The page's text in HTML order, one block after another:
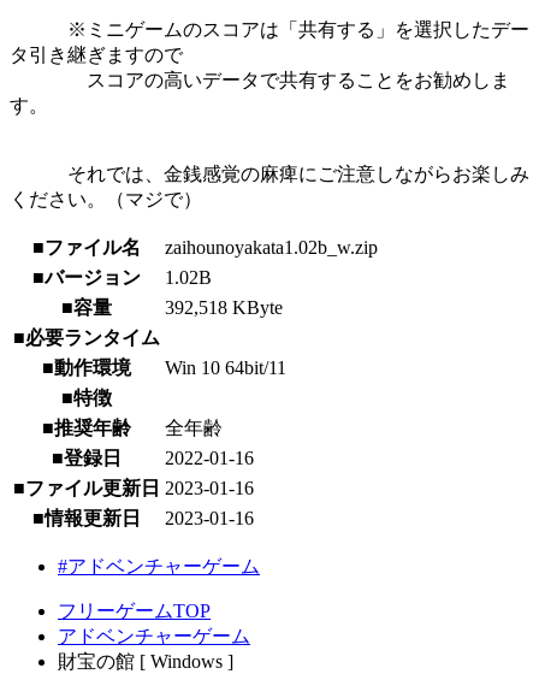
※ミニゲームのスコアは「共有する」を選択したデー
タ引き継ぎますので
スコアの高いデータで共有することをお勧めしま
す。
それでは、金銭感覚の麻痺にご注意しながらお楽しみ
ください。（マジで）
■ファイル名
zaihounoyakata1.02b_w.zip
■バージョン
1.02B
■容量
392,518 KByte
■必要ランタイム
■動作環境
Win 10 64bit/11
■特徴
■推奨年齢
全年齢
■登録日
2022-01-16
■ファイル更新日 2023-01-16
■情報更新日
2023-01-16
#アドベンチャーゲーム
フリーゲームTOP
アドベンチャーゲーム
財宝の館 [ Windows ]